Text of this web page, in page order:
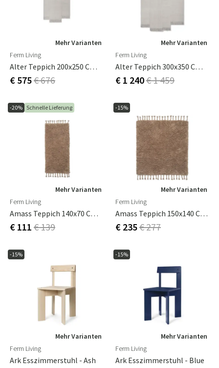
Mehr Varianten
Ferm Living
Alter Teppich 200x250 Cm - Natur
€ 575€ 676
Mehr Varianten
Ferm Living
Alter Teppich 300x350 Cm - Natural
€ 1 240€ 1 459
-20% Schnelle Lieferung
Mehr Varianten
Ferm Living
Amass Teppich 140x70 Cm - Weißer Pfeffer
€ 111 € 139
-15%
Mehr Varianten
Ferm Living
Amass Teppich 150x140 Cm - Weißer Pfeffer
€ 235€ 277
-15%
Mehr Varianten
Ferm Living
Ark Esszimmerstuhl - Ash
-15%
Mehr Varianten
Ferm Living
Ark Esszimmerstuhl - Blue